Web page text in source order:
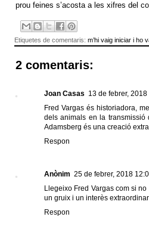
prou feines s’acosta a les xifres del
Etiquetes de comentaris: m’hi vaig iniciar i ho
2 comentaris:
Joan Casas 13 de febrer,
Fred Vargas és historiadora,
dels animals en la transmissió
Adamsberg és una creació
Respon
Anònim 25 de febrer, 2018
Llegeixo Fred Vargas com si
un gruix i un interès
Respon